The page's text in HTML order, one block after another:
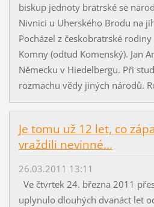
biskup jednoty bratrské se
Nivnici u Uherského Brodu na
Pocházel z českobratrské
Komny (odtud Komenský). Jan
Německu v Hiedelbergu. Při
rozmachu vědy jiných národů.
Je tomu už 12 let, co
vraždili nevinné...
26.03.2011 13:11
Ve čtvrtek 24. března 2011
uplynulo dlouhých dvanáct let